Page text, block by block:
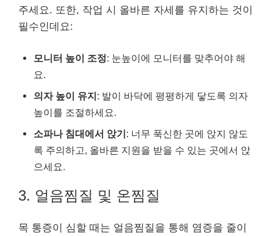
주세요. 또한, 작업 시 올바른 자세를 유지하는 것이
필수인데요:
모니터 높이 조정: 눈높이에 모니터를 맞추어야 해
요.
의자 높이 유지: 발이 바닥에 평평하게 닿도록 의자
높이를 조절하세요.
소파나 침대에서 앉기: 너무 푹신한 곳에 앉지 않도
록 주의하고, 올바른 지원을 받을 수 있는 곳에서 앉
으세요.
3. 얼음찜질 및 온찜질
목 통증이 심할 때는 얼음찜질을 통해 염증을 줄이